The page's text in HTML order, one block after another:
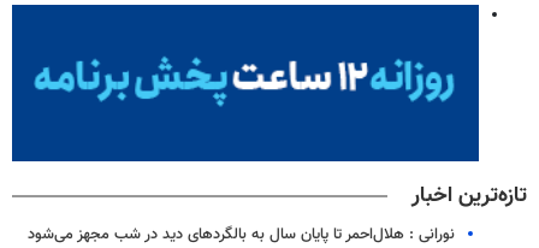
تازه‌ترین اخبار
نورانی : هلال‌احمر تا پایان سال به بالگردهای دید در شب مجهز می‌شود